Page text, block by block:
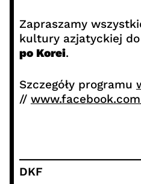
Zapraszamy
kultury azjatyckiej
po Korei.
Szczegóły programu
//
DKF